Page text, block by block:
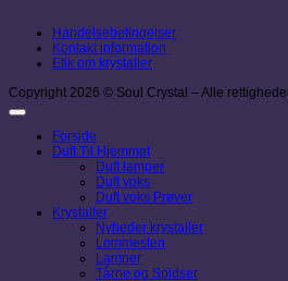
Handelsebetingelser
Kontakt information
Etik om krystaller
Copyright 2026 © Soul Crystal – Alle
Forside
Duft Til Hjemmet
Duft lamper
Duft voks
Duft voks Prøver
Krystaller
Nyheder krystaller
Lommesten
Lamper
Tårne og Spidser